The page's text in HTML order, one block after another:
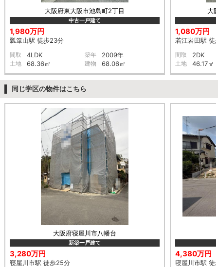
大阪府東大阪市池島町2丁目
中古一戸建て
1,980万円
瓢箪山駅 徒歩23分
間取 4LDK 築年 2009年
土地 68.36㎡ 建物 68.06㎡
大
1,080万円
若江岩田駅 徒
間取 2DK
土地 46.17㎡
同じ学区の物件はこちら
大阪府寝屋川市八幡台
新築一戸建て
3,280万円
寝屋川市駅 徒歩25分
4,380万円
寝屋川市駅 徒